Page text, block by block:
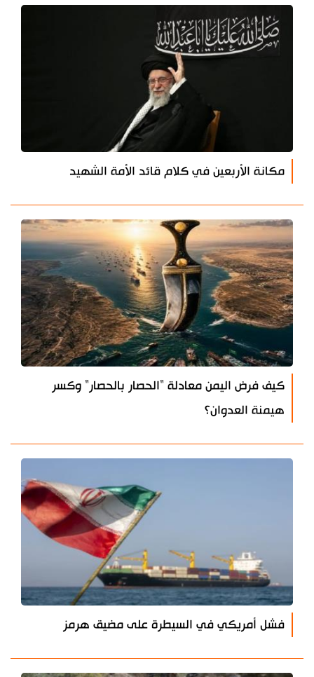
مكانة الأربعين في كلام قائد الأمة الشهيد
كيف فرض اليمن معادلة "الحصار بالحصار" وكسر
هيمنة العدوان؟
فشل أمريكي في السيطرة على مضيق هرمز